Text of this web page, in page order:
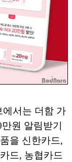
에서는 더함 가
원 알림받기
을 신한카드,
드, 농협카드